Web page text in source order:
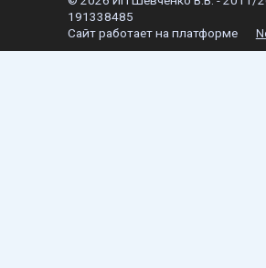
191338485
Сайт работает на платформе